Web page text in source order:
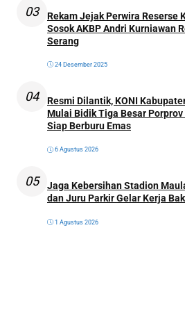
03
Rekam Jejak Perwira Reserse
Sosok AKBP Andri Kurniawan
Serang
24 Desember 2025
04
Resmi Dilantik, KONI
Mulai Bidik Tiga Besar
Siap Berburu Emas
6 Agustus 2026
05
Jaga Kebersihan Stadion
dan Juru Parkir Gelar Kerja
1 Agustus 2026